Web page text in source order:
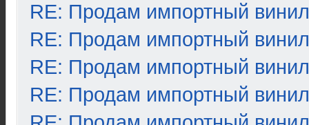
RE: Продам импортный винил
RE: Продам импортный винил
RE: Продам импортный винил
RE: Продам импортный винил